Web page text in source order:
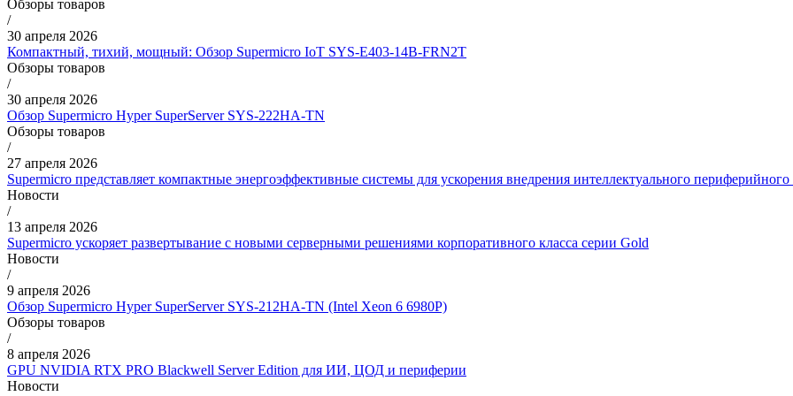
Обзоры товаров
/
30 апреля 2026
Компактный, тихий, мощный: Обзор Supermicro IoT SYS-E403-14B-FRN2T
Обзоры товаров
/
30 апреля 2026
Обзор Supermicro Hyper SuperServer SYS-222HA-TN
Обзоры товаров
/
27 апреля 2026
Supermicro представляет компактные энергоэффективные системы для ускорения внедрения интеллектуального
Новости
/
13 апреля 2026
Supermicro ускоряет развертывание с новыми серверными решениями корпоративного класса серии Gold
Новости
/
9 апреля 2026
Обзор Supermicro Hyper SuperServer SYS-212HA-TN (Intel Xeon 6 6980P)
Обзоры товаров
/
8 апреля 2026
GPU NVIDIA RTX PRO Blackwell Server Edition для ИИ, ЦОД и периферии
Новости